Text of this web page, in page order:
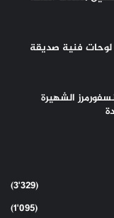
لوحات فنية صديقة
الشهيرة
(3٬329)
(1٬095)